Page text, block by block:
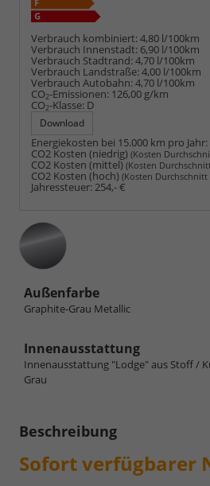
Verbrauch kombiniert:4,80 l/100km
Verbrauch Innenstadt: 6,90 l/100km
Verbrauch Stadtrand:4,70 l/100km
Verbrauch Landstraße:4,00 l/100km
Verbrauch Autobahn:4,70 l/100km
CO2-Emissionen: 126,00 g/km
CO2-Klasse: D
Download
Energiekosten bei 15.000 km pro Jahr:
CO2 Kosten (niedrig) (Kosten
CO2 Kosten (mittel) (Kosten
CO2 Kosten (hoch) (Kosten Durchschnitt
Jahressteuer:254,- €
Außenfarbe
Graphite-Grau Metallic
Innenausstattung
Innenausstattung "Lodge" aus Stoff /
Grau
Beschreibung
Sofort verfügbarer